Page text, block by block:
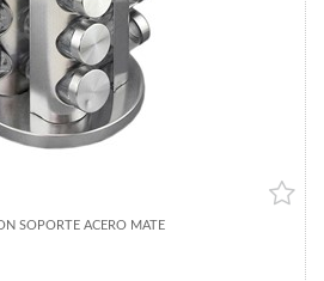
SOPORTE ACERO MATE